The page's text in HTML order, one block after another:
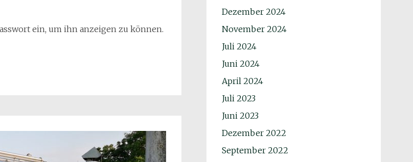
ein, um ihn anzeigen zu können.
Dezember 2024
November 2024
Juli 2024
Juni 2024
April 2024
Juli 2023
Juni 2023
Dezember 2022
September 2022